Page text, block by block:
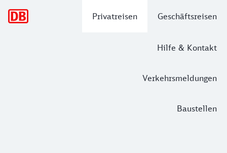
Privatreisen Geschäftsreisen
Hilfe & Kontakt
Verkehrsmeldungen
Baustellen